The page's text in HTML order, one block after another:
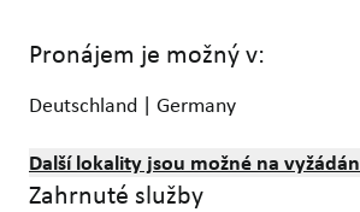
Pronájem je možný v:
Deutschland | Germany
Další lokality jsou možné na
Zahrnuté služby